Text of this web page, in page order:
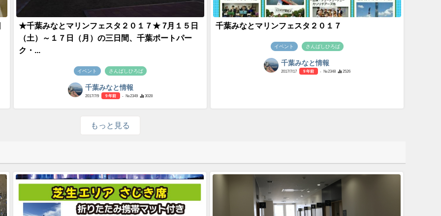
★千葉みなとマリンフェスタ２０１７★ 7月１５日
（土）～１７日（月）の三日間、千葉ポートパー
ク・...
イベント さんばしひろば
千葉みなと情報
2017/7/9 9 年前 - №2349 3028
千葉みなとマリンフェスタ２０１７
イベント さんばしひろば
千葉みなと情報
2017/7/17 9 年前 - №2348 2526
もっと見る